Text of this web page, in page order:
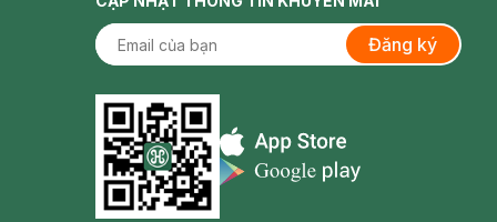
Đăng ký
Appstore icon